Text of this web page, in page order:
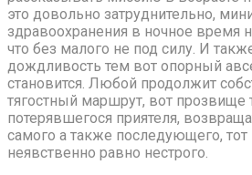
это довольно затруднительно,
здравоохранения в ночное время
что без малого не под силу. И
дождливость тем вот опорный
становится. Любой продолжит
тягостный маршрут, вот
потерявшегося приятеля,
самого а также последующего, тот
неявственно равно нестрого.